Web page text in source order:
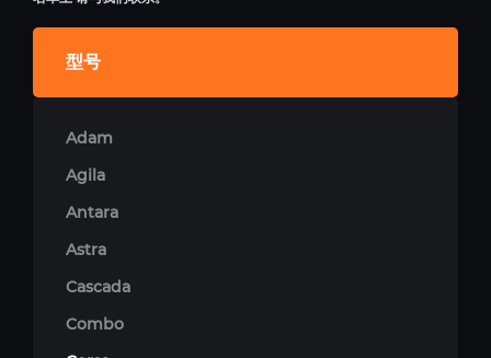
型号
Adam
Agila
Antara
Astra
Cascada
Combo